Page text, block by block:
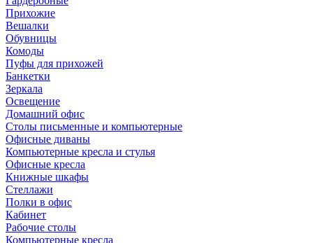
Прихожие
Вешалки
Обувницы
Комоды
Пуфы для прихожей
Банкетки
Зеркала
Освещение
Домашний офис
Столы письменные и компьютерные
Офисные диваны
Компьютерные кресла и стулья
Офисные кресла
Книжные шкафы
Стеллажи
Полки в офис
Кабинет
Рабочие столы
Компьютерные кресла